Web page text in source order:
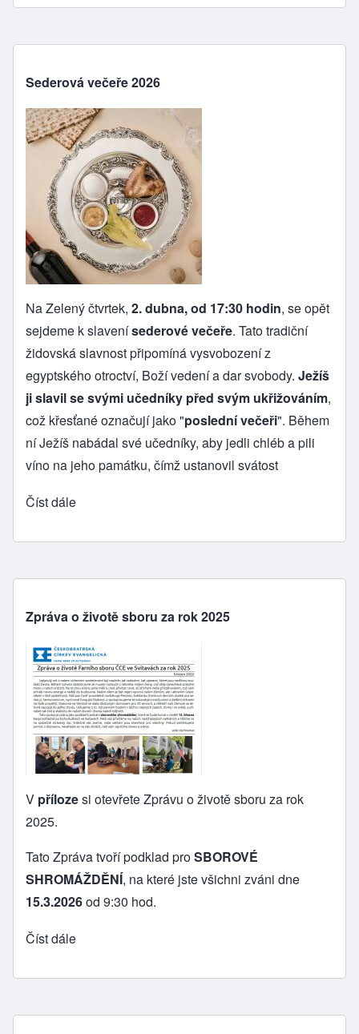
Sederová večeře 2026
Na Zelený čtvrtek, 2. dubna, od 17:30 hodin, se opět
sejdeme k slavenísederové večeře. Tato tradiční
židovská slavnost připomíná vysvobození z
egyptského otroctví, Boží vedení a dar svobody. Ježíš
ji slavil se svými učedníky před svým ukřižováním,
což křesťané označují jako "poslední večeři". Během
ní Ježíš nabádal své učedníky, aby jedli chléb a pili
víno na jeho památku, čímž ustanovil svátost
Číst dále
Zpráva o životě sboru za rok 2025
V přílozesi otevřete Zprávu o životě sboru za rok
2025.
Tato Zpráva tvoří podklad proSBOROVÉ
SHROMÁŽDĚNÍ, na které jste všichni zváni dne
15.3.2026od 9:30 hod.
Číst dále